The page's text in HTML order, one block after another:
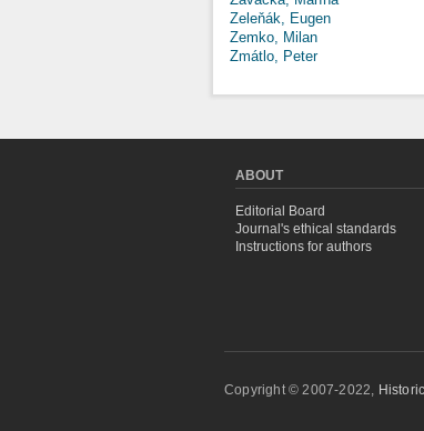
Zeleňák, Eugen
Zemko, Milan
Zmátlo, Peter
ABOUT
Editorial Board
Journal's ethical standards
Instructions for authors
Copyright © 2007-2022,